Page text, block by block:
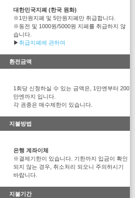
대한민국지폐 (한국 원화)
※1만원지폐 및 5만원지폐만 취급합니다.
※동전 및 1000원/5000원 지페를 취급하지 않
습니다.
▶취급지폐에 관하여
환전금액
1회당 신청하실 수 있는 금액은, 1만엔부터 200
만엔까지 입니다.
각 권종은 매수제한이 있습니다.
지불방법
은행 계좌이체
※결제기한이 있습니다. 기한까지 입금이 확인
되지 않는 경우, 취소처리 되오니 주의하시기
바랍니다.
지불기간